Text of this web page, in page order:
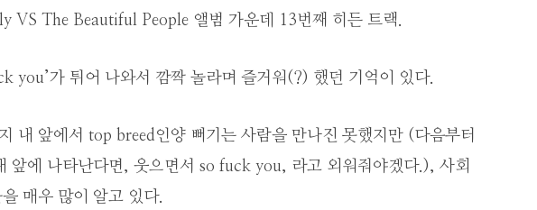
VS The Beautiful People 앨범 가운데 13번째 히든 트랙.
you’가 튀어 나와서 깜짝 놀라며 즐거워(?) 했던 기억이 있다.
내 앞에서 top breed인양 뻐기는 사람을 만나진 못했지만 (다음부터
앞에 나타난다면, 웃으면서 so fuck you, 라고 외워줘야겠다.), 사회
매우 많이 알고 있다.